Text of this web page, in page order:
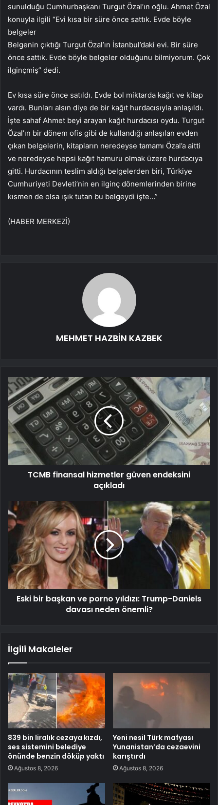
sunulduğu Cumhurbaşkanı Turgut Özal’ın oğlu. Ahmet Özal
konuyla ilgili “Evi kısa bir süre önce sattık. Evde böyle
belgeler
Belgenin çıktığı Turgut Özal’ın İstanbul’daki evi. Bir süre
önce sattık. Evde böyle belgeler olduğunu bilmiyorum. Çok
ilginçmiş” dedi.
Ev kısa süre önce satıldı. Evde bol miktarda kağıt ve kitap
vardı. Bunları alsın diye de bir kağıt hurdacısıyla anlaşıldı.
İşte sahaf Ahmet beyi arayan kağıt hurdacısı oydu. Turgut
Özal’ın bir dönem ofis gibi de kullandığı anlaşılan evden
çıkan belgelerin, kitapların neredeyse tamamı Özal’a aitti
ve neredeyse hepsi kağıt hamuru olmak üzere hurdacıya
gitti. Hurdacının teslim aldığı belgelerden biri, Türkiye
Cumhuriyeti Devleti’nin en ilginç dönemlerinden birine
kısmen de olsa ışık tutan bu belgeydi işte…”
(HABER MERKEZİ)
MEHMET HAZBİN KAZBEK
TCMB finansal hizmetler güven endeksini
açıkladı
Eski bir başkan ve porno yıldızı: Trump-Daniels
davası neden önemli?
İlgili Makaleler
839 bin liralık cezaya kızdı,
ses sistemini belediye
önünde benzin döküp yaktı
Ağustos 8, 2026
Yeni nesil Türk mafyası
Yunanistan’da cezaevini
karıştırdı
Ağustos 8, 2026